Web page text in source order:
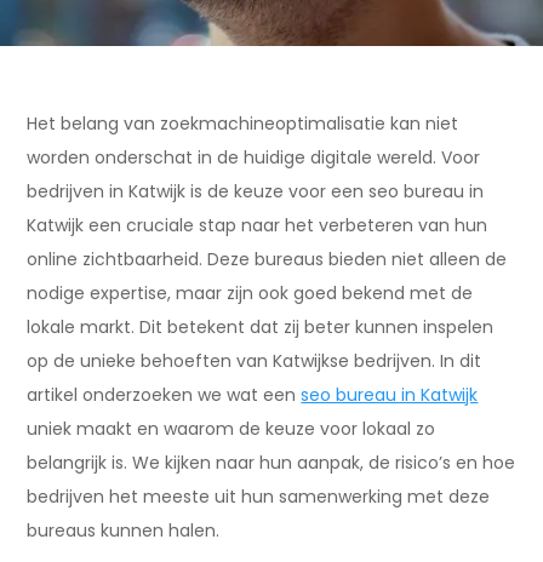
Het belang van zoekmachineoptimalisatie kan niet
worden onderschat in de huidige digitale wereld. Voor
bedrijven in Katwijk is de keuze voor een seo bureau in
Katwijk een cruciale stap naar het verbeteren van hun
online zichtbaarheid. Deze bureaus bieden niet alleen de
nodige expertise, maar zijn ook goed bekend met de
lokale markt. Dit betekent dat zij beter kunnen inspelen
op de unieke behoeften van Katwijkse bedrijven. In dit
artikel onderzoeken we wat eenseo bureau in Katwijk
uniek maakt en waarom de keuze voor lokaal zo
belangrijk is. We kijken naar hun aanpak, de risico’s en hoe
bedrijven het meeste uit hun samenwerking met deze
bureaus kunnen halen.